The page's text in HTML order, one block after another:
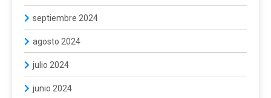
septiembre 2024
agosto 2024
julio 2024
junio 2024